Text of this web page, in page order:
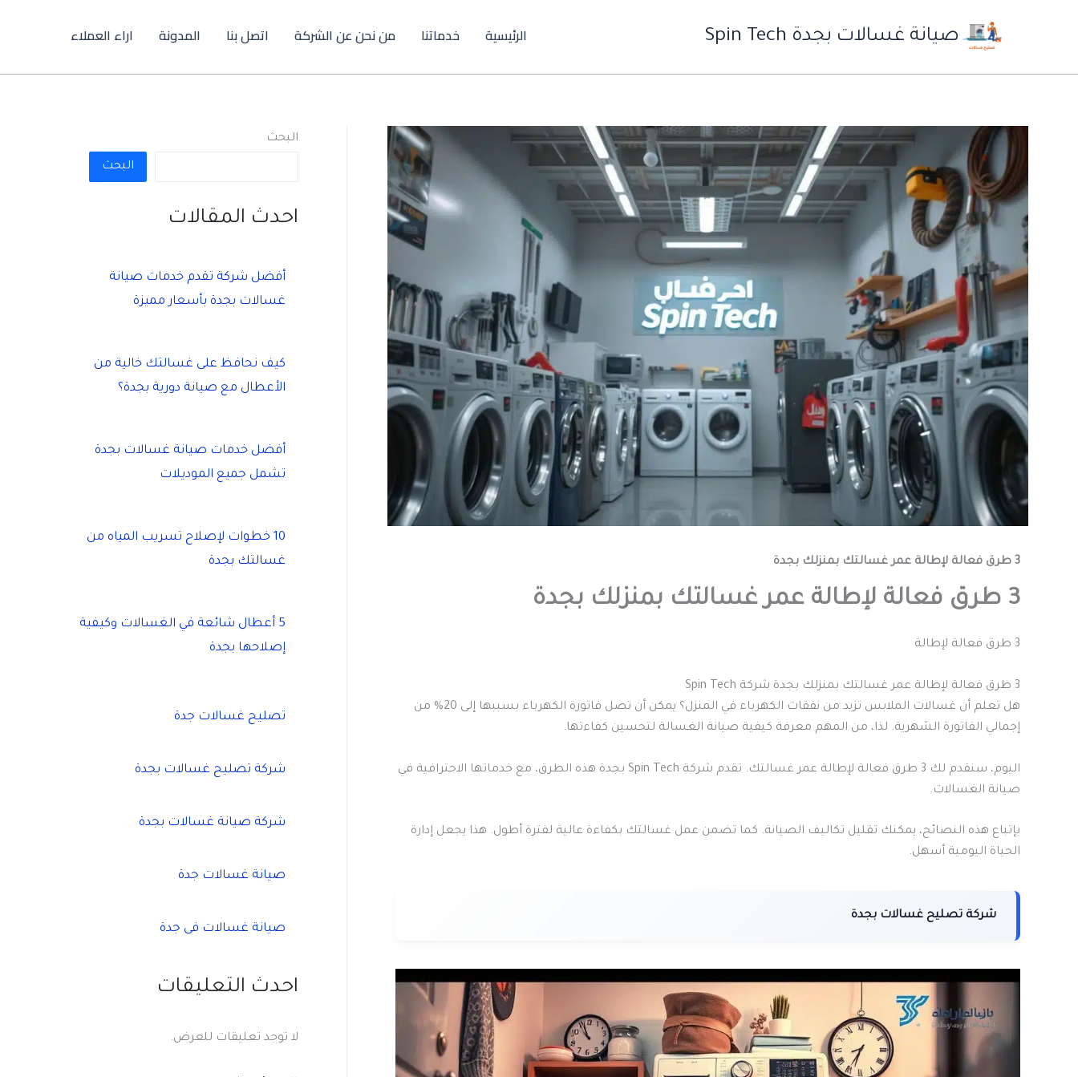
صيانة غسالات بجدة Spin Tech الرئيسية خدماتنا من نحن عن الشركة اتصل بنا المدونة اراء العملاء
3 طرق فعالة لإطالة عمر غسالتك بمنزلك بجدة
3 طرق فعالة لإطالة عمر غسالتك بمنزلك بجدة
3 طرق فعالة لإطالة
3 طرق فعالة لإطالة عمر غسالتك بمنزلك بجدة شركة Spin Tech
هل تعلم أن غسالات الملابس تزيد من نفقات الكهرباء في المنزل؟ يمكن أن تصل فاتورة الكهرباء بسببها إلى 20% من
إجمالي الفاتورة الشهرية. لذا، من المهم معرفة كيفية صيانة الغسالة لتحسين كفاءتها.
اليوم، سنقدم لك 3 طرق فعالة لإطالة عمر غسالتك. تقدم شركة Spin Tech بجدة هذه الطرق، مع خدماتها الاحترافية في
صيانة الغسالات.
بإتباع هذه النصائح، يمكنك تقليل تكاليف الصيانة. كما تضمن عمل غسالتك بكفاءة عالية لفترة أطول. هذا يجعل إدارة
الحياة اليومية أسهل.
شركة تصليح غسالات بجدة
البحث
البحث
احدث المقالات
أفضل شركة تقدم خدمات صيانة
غسالات بجدة بأسعار مميزة
كيف نحافظ على غسالتك خالية من
الأعطال مع صيانة دورية بجدة؟
أفضل خدمات صيانة غسالات بجدة
تشمل جميع الموديلات
10 خطوات لإصلاح تسريب المياه من
غسالتك بجدة
5 أعطال شائعة في الغسالات وكيفية
إصلاحها بجدة
تصليح غسالات جدة
شركة تصليح غسالات بجدة
شركة صيانة غسالات بجدة
صيانة غسالات جدة
صيانة غسالات فى جدة
احدث التعليقات
لا توجد تعليقات للعرض.